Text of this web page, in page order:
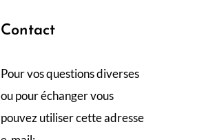
Contact
Pour vos questions diverses
ou pour échanger vous
pouvez utiliser cette adresse